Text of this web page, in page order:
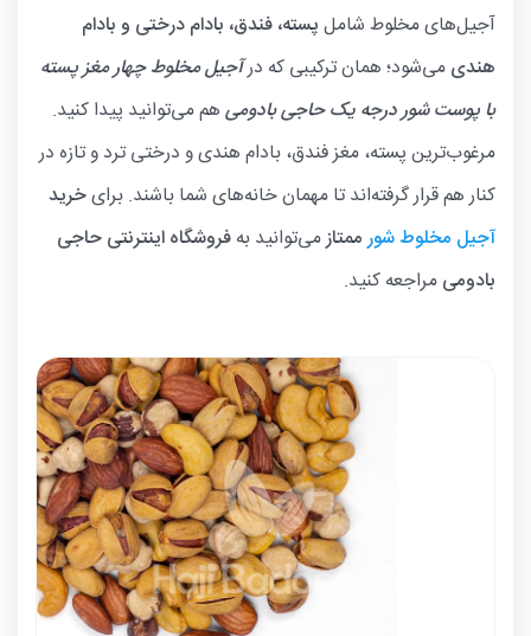
آجیل‌های مخلوط شاملپسته، فندق، بادام درختی و بادام
هندیمی‌شود؛ همان ترکیبی که درآجیل مخلوط چهار مغز پسته
با پوست شور درجه یکحاجی بادومیهم می‌توانید پیدا کنید.
مرغوب‌ترین پسته، مغز فندق، بادام هندی و درختی ترد و تازه در
کنار هم قرار گرفته‌اند تا مهمان خانه‌های شما باشند. برایخرید
آجیل مخلوط شورممتازمی‌توانید بهفروشگاه اینترنتی حاجی
بادومیمراجعه کنید.